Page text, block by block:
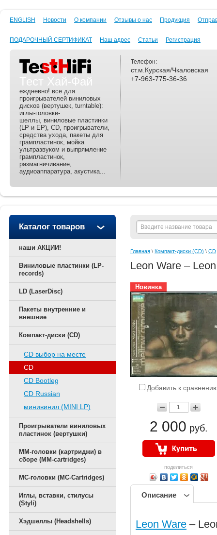
ENGLISH Новости О компании Отзывы о нас Продукция
ПОДАРОЧНЫЙ СЕРТИФИКАТ Наш адрес Статьи Регистрация
Тест Хай-Фай
еждневно! все для
проигрывателей виниловых
дисков (вертушек, turntable):
иглы-головки-
шеллы, виниловые пластинки
(LP и EP), CD, проигрыватели,
средства ухода, пакеты для
грампластинок, мойка
ультразвуком и выпрямление
грампластинок,
размагничивание,
аудиоаппаратура, акустика...
Телефон:
ст.м.Курская/Чкаловская
+7-963-775-36-36
Каталог товаров
наши АКЦИИ!
Виниловые пластинки (LP-
records)
LD (LaserDisc)
Пакеты внутренние и
внешние
Компакт-диски (CD)
CD выбор на месте
CD
CD Bootleg
CD Russian
минивинил (MINI LP)
Проигрыватели виниловых
пластинок (вертушки)
ММ-головки (картриджи) в
сборе (MM-cartridges)
MC-головки (MC-Cartridges)
Иглы, вставки, стилусы
(Styli)
Хэдшеллы (Headshells)
Главная \ Компакт-диски (CD) \ CD
Leon Ware –
Новинка
Добавить к
2 000 руб.
поделиться
Описание
Leon Ware –